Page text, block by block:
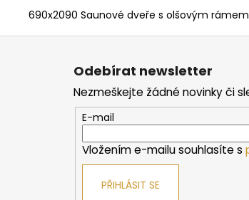
690x2090 Saunové dveře s olšovým
Z
Odebírat newsletter
Nezmeškejte žádné novinky či
E-mail
Vložením e-mailu souhlasíte s
PŘIHLÁSIT SE